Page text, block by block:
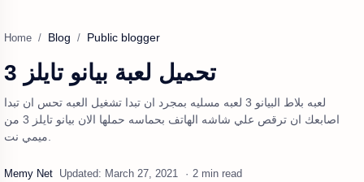
Home Blog Public blogger
تحميل لعبة بيانو تايلز 3
لعبه بلاط البيانو 3 لعبه مسليه بمجرد ان تبدا تشغيل العبه تحس ان تبدا
اصابعك ان ترقص علي شاشه الهاتف بحماسه حملها الان بيانو تايلز 3 من
2 min read